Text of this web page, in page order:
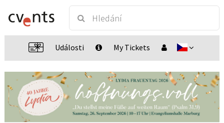
Události My Tickets